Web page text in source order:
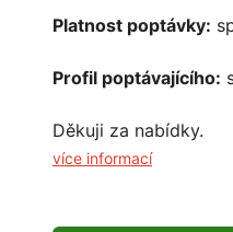
Platnost poptávky:
Profil poptávajícího:
Děkuji za nabídky.
více informací